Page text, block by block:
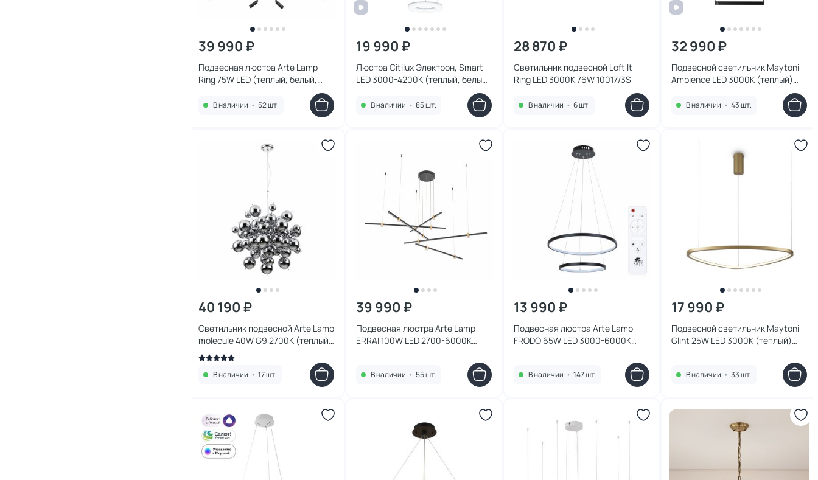
39 990 ₽
Подвесная люстра Arte Lamp
Ring 75W LED (теплый, белый,
В наличии • 52 шт.
19 990 ₽
Люстра Citilux Электрон, Smart
LED 3000-4200К (теплый, белый)
В наличии • 85 шт.
28 870 ₽
Светильник подвесной Loft It
Ring LED 3000K 76W 10017/3S
В наличии • 6 шт.
32 990 ₽
Подвесной светильник Maytoni
Ambience LED 3000К (теплый)
В наличии • 43 шт.
40 190 ₽
Светильник подвесной Arte Lamp
molecule 40W G9 2700К (теплый)
A8313SP-9CC
В наличии • 17 шт.
39 990 ₽
Подвесная люстра Arte Lamp
ERRAI 100W LED 2700-6000К
В наличии • 55 шт.
13 990 ₽
Подвесная люстра Arte Lamp
FRODO 65W LED 3000-6000К
В наличии • 147 шт.
17 990 ₽
Подвесной светильник Maytoni
Glint 25W LED 3000К (теплый)
В наличии • 33 шт.